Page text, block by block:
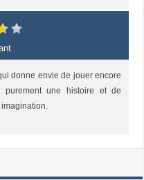
donne envie de jouer encore
une histoire et de